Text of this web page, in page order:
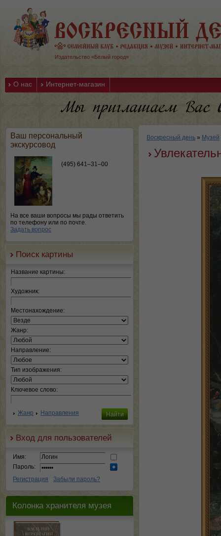
Издательство «Белый город»
О нас Интернет-магазин
Ваш персональный
экскурсовод
(495) 641–31–00
На все ваши вопросы мы рады ответить
по телефону или по почте.
Задать вопрос
Поиск картины
Название картины:
Художник:
Местонахождение:
Жанр:
Направление:
Тип изображения:
Ключевое слово:
Жанр Направления
Вход для пользователей
Имя:
Пароль:
Регистрация
Забыли пароль?
Колонка хранителя музея
Воскресный день » Музей